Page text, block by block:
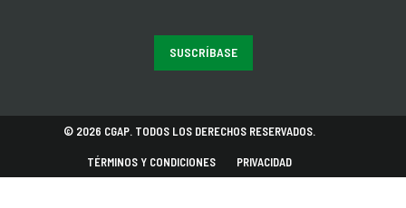
SUSCRÍBASE
© 2026 CGAP. TODOS LOS DERECHOS RESERVADOS.
TÉRMINOS Y CONDICIONES PRIVACIDAD